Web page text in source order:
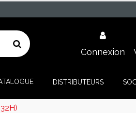
Connexion
DISTRIBUTEURS